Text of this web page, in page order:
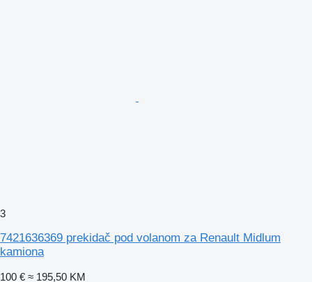
3
7421636369 prekidač pod volanom za Renault Midlum
kamiona
100 € ≈ 195,50 KM